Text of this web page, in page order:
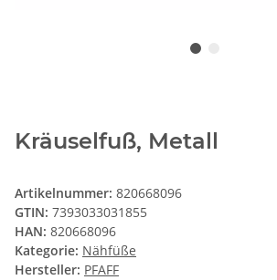
Kräuselfuß, Metall
Artikelnummer: 820668096
GTIN: 7393033031855
HAN: 820668096
Kategorie: Nähfüße
Hersteller: PFAFF